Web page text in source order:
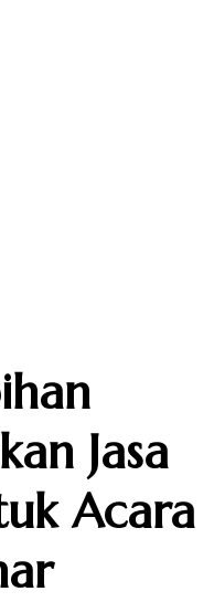
Jasa
Acara